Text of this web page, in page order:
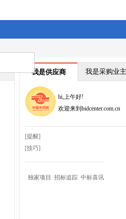
我是供应商 我是采购业主
hi,上午好!
欢迎来到bidcenter.com.cn
[提醒]
[技巧]
独家项目 招标追踪 中标喜讯